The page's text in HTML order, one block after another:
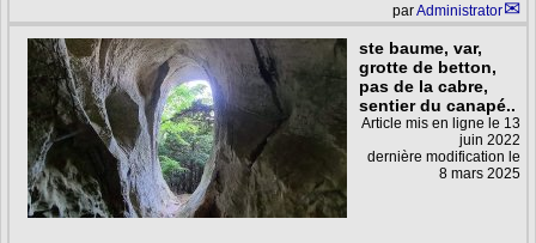
parAdministrator
ste baume, var,
grotte de betton,
pas de la cabre,
sentier du canapé..
Article mis en ligne le 13
juin 2022
dernière modification le
8 mars 2025